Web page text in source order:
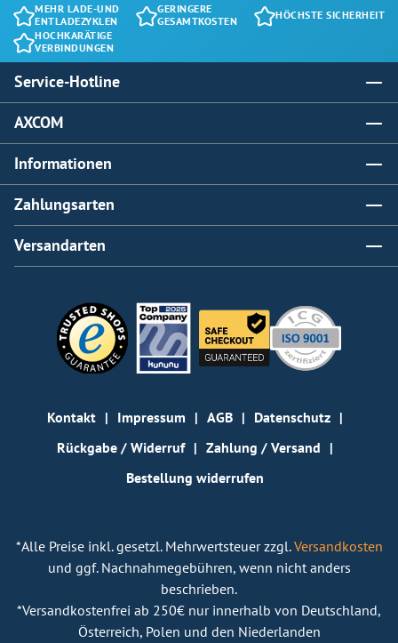
MEHR LADE-UND
ENTLADEZYKLEN
GERINGERE
GESAMTKOSTEN
HÖCHSTE SICHERHEIT
HOCHKARÄTIGE
VERBINDUNGEN
Service-Hotline
AXCOM
Informationen
Zahlungsarten
Versandarten
Kontakt Impressum AGB
Datenschutz
Rückgabe / Widerruf
Zahlung / Versand
Bestellung widerrufen
*Alle Preise inkl. gesetzl. Mehrwertsteuer zzgl.Versandkosten
und ggf. Nachnahmegebühren, wenn nicht anders
beschrieben.
*Versandkostenfrei ab 250€ nur innerhalb von Deutschland,
Österreich, Polen und den Niederlanden